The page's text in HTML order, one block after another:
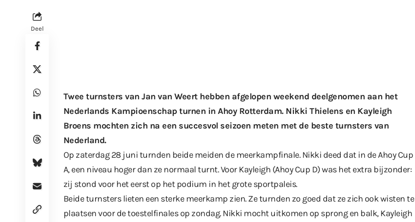
Deel
Twee turnsters van Jan van Weert hebben afgelopen weekend deelgenomen aan het
Nederlands Kampioenschap turnen in Ahoy Rotterdam. Nikki Thielens en Kayleigh
Broens mochten zich na een succesvol seizoen meten met de beste turnsters van
Nederland.
Op zaterdag 28 juni turnden beide meiden de meerkampfinale. Nikki deed dat in de Ahoy Cup
A, een niveau hoger dan ze normaal turnt. Voor Kayleigh (Ahoy Cup D) was het extra bijzonder:
zij stond voor het eerst op het podium in het grote sportpaleis.
Beide turnsters lieten een sterke meerkamp zien. Ze turnden zo goed dat ze zich ook wisten te
plaatsen voor de toestelfinales op zondag. Nikki mocht uitkomen op sprong en balk, Kayleigh